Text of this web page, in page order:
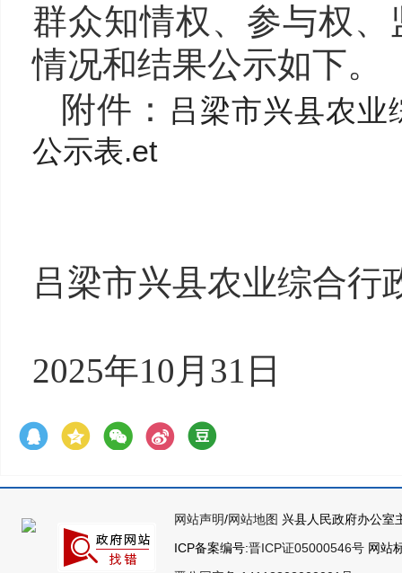
群众知情权、参与权
情况和结果公示如下。
附件： 吕梁市兴县农业
公示表.et
吕梁市兴县农业综合行
2025年10月31日
网站声明/网站地图 兴县人民政府办公室
ICP备案编号:晋ICP证05000546号 网站